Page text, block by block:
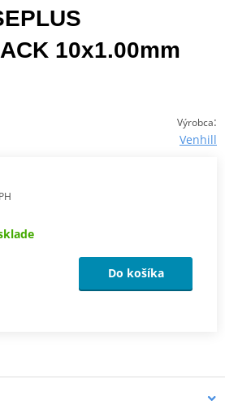
10x1.00mm
Výrobca:
Venhill
Do košíka